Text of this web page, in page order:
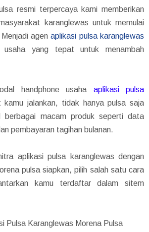
resmi terpercaya kami memberikan
karanglewas untuk memulai
Menjadi agenaplikasi pulsa karanglewas
usaha yang tepat untuk menambah
handphone usaha aplikasi pulsa
kamu jalankan, tidak hanya pulsa saja
berbagai macam produk seperti data
pembayaran tagihan bulanan.
aplikasi pulsa karanglewas dengan
pulsa siapkan, pilih salah satu cara
kamu terdaftar dalam sitem
Pulsa Karanglewas Morena Pulsa